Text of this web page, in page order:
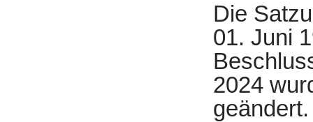
Die
01. Juni
2024
geändert.